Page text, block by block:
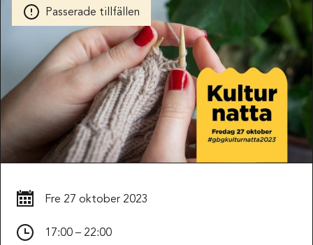
Passerade tillfällen
Fre 27 oktober 2023
17:00 – 22:00